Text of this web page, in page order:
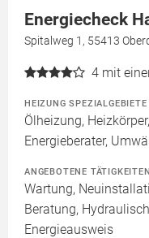
Energiecheck
Spitalweg 1, 55413
4 mit
HEIZUNG SPEZIALGEBIETE
Ölheizung,
Energieberater,
ANGEBOTENE TÄTIGKEITEN
Wartung,
Beratung,
Energieausweis